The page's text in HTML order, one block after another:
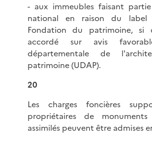
- aux immeubles faisant
national en raison du
Fondation du patrimoine,
accordé sur avis
départementale de
patrimoine (UDAP).
20
Les charges foncières
propriétaires de
assimilés peuvent être admises